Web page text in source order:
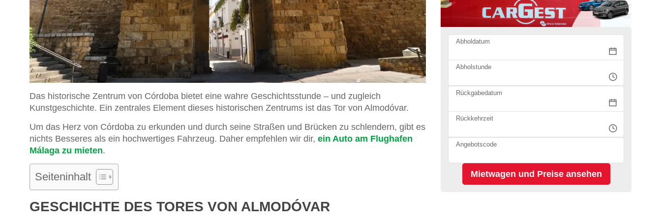
Das historische Zentrum von Córdoba bietet eine wahre Geschichtsstunde – und zugleich
Kunstgeschichte. Ein zentrales Element dieses historischen Zentrums ist das Tor von Almodóvar.
Um das Herz von Córdoba zu erkunden und durch seine Straßen und Brücken zu schlendern, gibt es
nichts Besseres als ein hochwertiges Fahrzeug. Daher empfehlen wir dir, ein Auto am Flughafen
Málaga zu mieten.
Seiteninhalt
GESCHICHTE DES TORES VON ALMODÓVAR
Abholdatum
Abholstunde
Rückgabedatum
Rückkehrzeit
Angebotscode